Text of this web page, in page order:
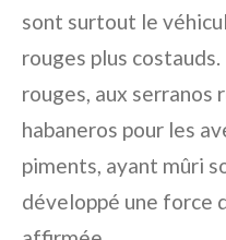
sont surtout le
rouges plus
rouges, aux serranos
habaneros pour les
piments, ayant mûri
développé une force